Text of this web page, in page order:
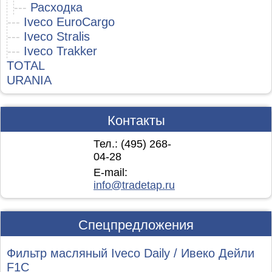
--- Расходка
--- Iveco EuroCargo
--- Iveco Stralis
--- Iveco Trakker
TOTAL
URANIA
Контакты
Тел.: (495) 268-
04-28
E-mail:
info@tradetap.ru
Спецпредложения
Фильтр масляный Iveco Daily / Ивеко Дейли
F1C